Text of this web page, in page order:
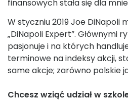
finansowych stała się dla mnie
W styczniu 2019 Joe DiNapoli
„DiNapoli Expert”. Głównymi
pasjonuje i na których
terminowe na indeksy akcji,
same akcje; zarówno polskie
Chcesz wziąć udział w